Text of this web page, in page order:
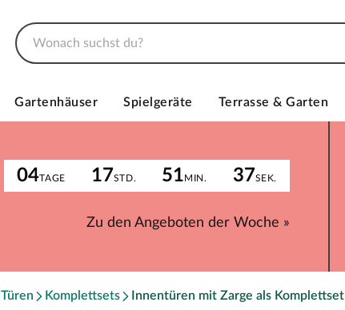
Gartenhäuser Spielgeräte Terrasse & Garten
04TAGE 17STD. 51MIN. 37SEK.
Zu den Angeboten der Woche »
Türen Komplettsets Innentüren mit Zarge als Komplettset